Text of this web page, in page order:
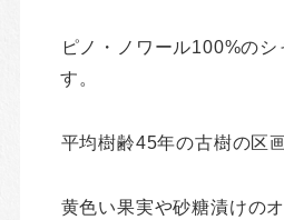
ピノ・ノワール100%の
す。
平均樹齢45年の古樹の区
黄色い果実や砂糖漬けの